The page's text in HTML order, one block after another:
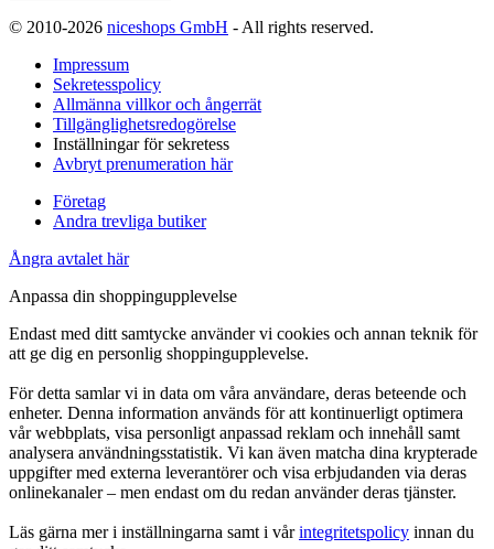
© 2010-2026 niceshops GmbH - All rights reserved.
Impressum
Sekretesspolicy
Allmänna villkor och ångerrät
Tillgänglighetsredogörelse
Inställningar för sekretess
Avbryt prenumeration här
Företag
Andra trevliga butiker
Ångra avtalet här
Anpassa din shoppingupplevelse
Endast med ditt samtycke använder vi cookies och annan teknik för
att ge dig en personlig shoppingupplevelse.
För detta samlar vi in data om våra användare, deras beteende och
enheter. Denna information används för att kontinuerligt optimera
vår webbplats, visa personligt anpassad reklam och innehåll samt
analysera användningsstatistik. Vi kan även matcha dina krypterade
uppgifter med externa leverantörer och visa erbjudanden via deras
onlinekanaler – men endast om du redan använder deras tjänster.
Läs gärna mer i inställningarna samt i vårintegritetspolicy innan du